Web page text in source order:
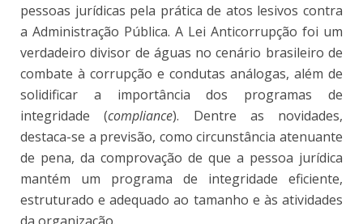
pessoas jurídicas pela prática de atos lesivos contra
a Administração Pública. A Lei Anticorrupção foi um
verdadeiro divisor de águas no cenário brasileiro de
combate à corrupção e condutas análogas, além de
solidificar a importância dos programas de
integridade (compliance). Dentre as novidades,
destaca-se a previsão, como circunstância atenuante
de pena, da comprovação de que a pessoa jurídica
mantém um programa de integridade eficiente,
estruturado e adequado ao tamanho e às atividades